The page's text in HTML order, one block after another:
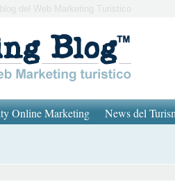
del Web Marketing Turistico
Online Marketing News del